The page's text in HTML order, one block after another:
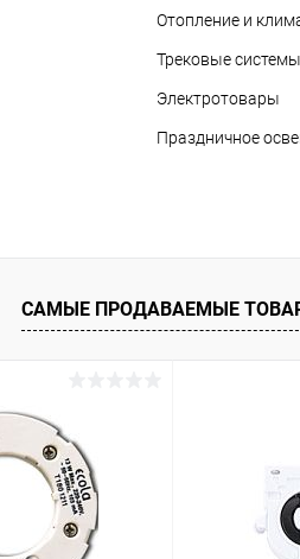
Отопление и
Трековые системы
Электротовары
Праздничное
САМЫЕ ПРОДАВАЕМЫЕ